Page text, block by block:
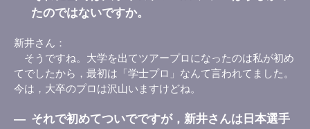
たのではないですか。
新井さん
そうですね。大学を出てツアープロになったのは私が初め
てでしたから，最初は「学士プロ」なんて言われてました。
今は，大卒のプロは沢山いますけどね。
― それで初めてついでですが，新井さんは日本選手